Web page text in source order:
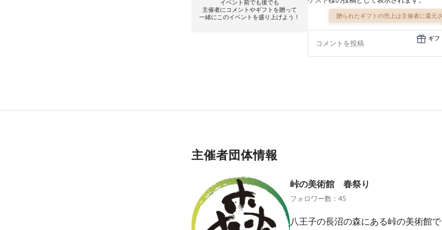
イベント前でも後でも
主催者にコメントやギフトを贈って
一緒にこのイベントを盛り上げよう！
贈られたギフトの売上は主催者に還元
ギフ
主催者団体情報
峠の美術館 春祭り
フォロワー数：45
八王子の長沼の森にある峠の美術館